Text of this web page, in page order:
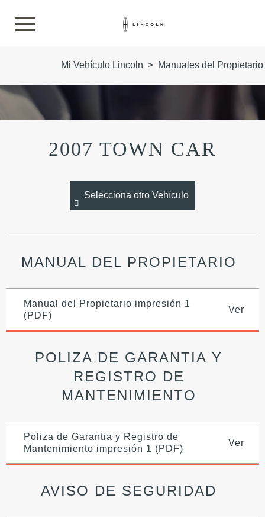
Mi Vehículo Lincoln > Manuales del
2007 TOWN CAR
Selecciona otro Vehículo
MANUAL DEL PROPIETARIO
Manual del Propietario impresión 1
(PDF)
Ver
POLIZA DE GARANTIA Y
REGISTRO DE
MANTENIMIENTO
Poliza de Garantia y Registro de
Mantenimiento impresión 1 (PDF)
Ver
AVISO DE SEGURIDAD